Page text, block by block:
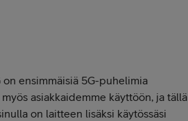
ensimmäisiä 5G-puhelimia
asiakkaidemme käyttöön, ja tällä
on laitteen lisäksi käytössäsi